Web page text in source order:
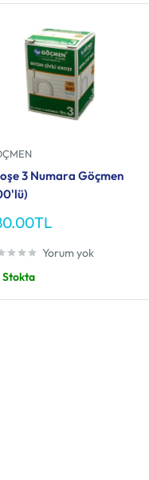
3 Numara Göçmen
Yorum yok
Stokta